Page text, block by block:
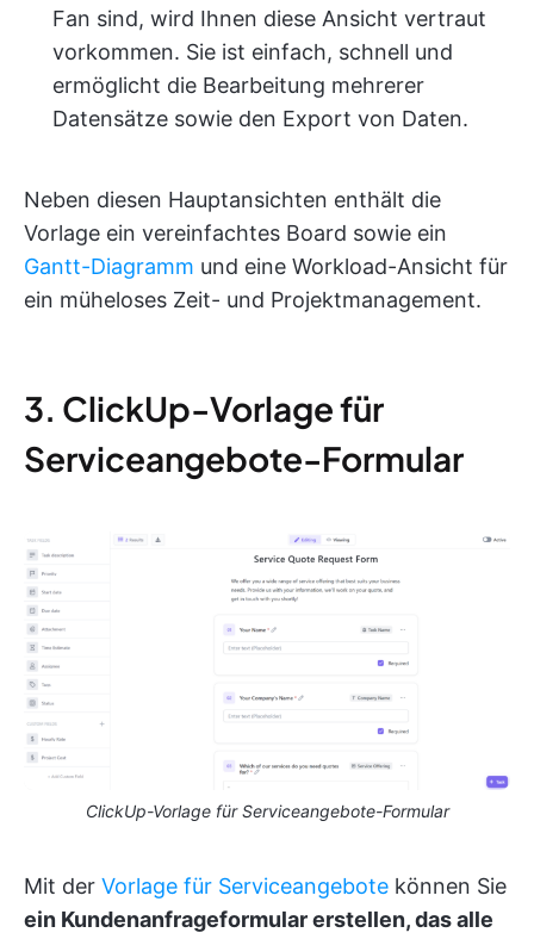
Fan sind, wird Ihnen diese Ansicht vertraut
vorkommen. Sie ist einfach, schnell und
ermöglicht die Bearbeitung mehrerer
Datensätze sowie den Export von Daten.
Neben diesen Hauptansichten enthält die
Vorlage ein vereinfachtes Board sowie ein
Gantt-Diagramm und eine Workload-Ansicht für
ein müheloses Zeit- und Projektmanagement.
3. ClickUp-Vorlage für
Serviceangebote-Formular
ClickUp-Vorlage für Serviceangebote-Formular
Mit der Vorlage für Serviceangebote können Sie
ein Kundenanfrageformular erstellen, das alle